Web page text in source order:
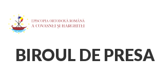
BIROUL DE PRESA